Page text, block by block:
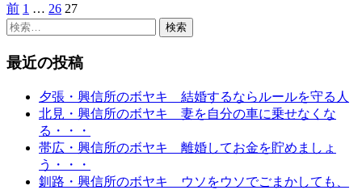
投
稿
の
前 固
定
ー
1 … 固
ー
26 固
ー
27
検
最近の投稿
夕張・興信所のボヤキ 結婚するならルールを守る人
北見・興信所のボヤキ 妻を自分の車に乗せなくな
る・・・
帯広・興信所のボヤキ 離婚してお金を貯めましょ
う・・・
釧路・興信所のボヤキ ウソをウソでごまかしても、